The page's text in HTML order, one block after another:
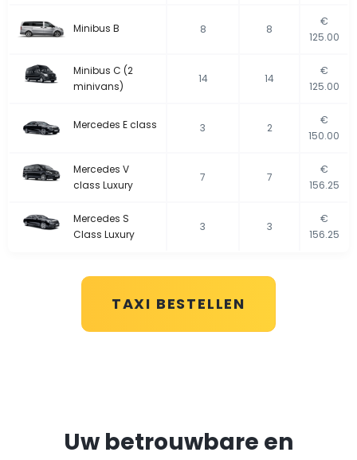
Minibus B 8 8
€
125.00
Minibus C (2
minivans)
14 14
€
125.00
Mercedes E class 3 2
€
150.00
Mercedes V
class Luxury
7 7
€
156.25
Mercedes S
Class Luxury
3 3
€
156.25
TAXI BESTELLEN
Uw betrouwbare en